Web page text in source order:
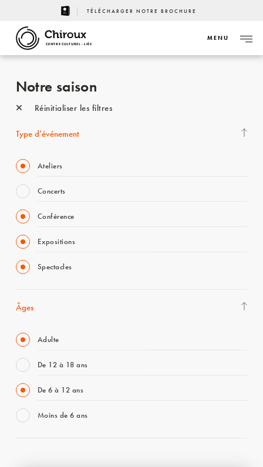
TÉLÉCHARGER NOTRE BROCHURE
CENTRE CULTUREL - LIÈGE
MENU
Notre saison
Réinitialiser les filtres
Type d’événement
Ateliers
Concerts
Conférence
Expositions
Spectacles
Âges
Adulte
De 12 à 18 ans
De 6 à 12 ans
Moins de 6 ans